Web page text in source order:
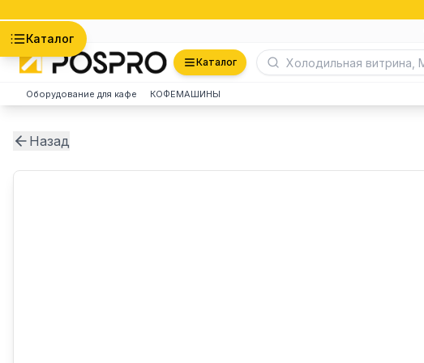
Каталог
Каталог
Оборудование для кафе КОФЕМАШИНЫ
Назад